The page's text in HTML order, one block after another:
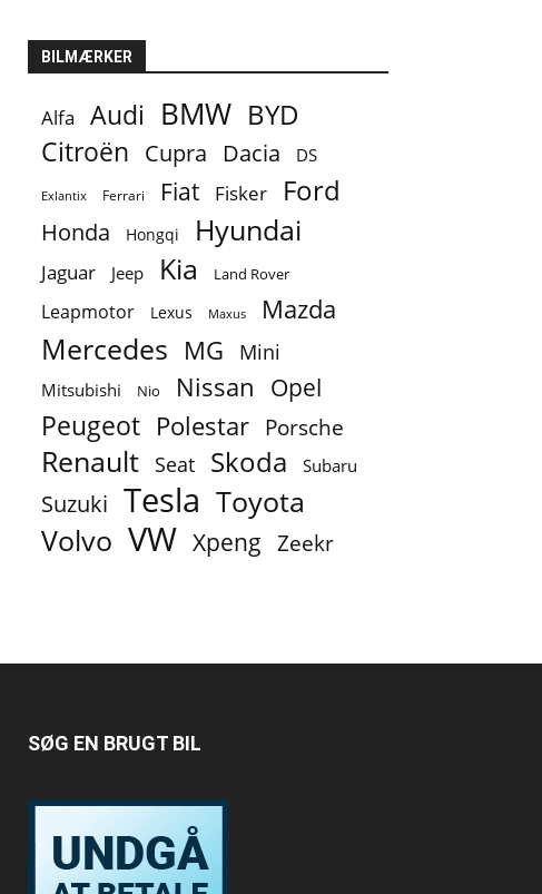
BILMÆRKER
Alfa Audi BMW BYD
Citroën Cupra Dacia DS
Exlantix Ferrari Fiat Fisker Ford
Honda Hongqi Hyundai
Jaguar Jeep Kia Land Rover
Leapmotor Lexus Maxus Mazda
Mercedes MG Mini
Mitsubishi Nio Nissan Opel
Peugeot Polestar Porsche
Renault Seat Skoda Subaru
Suzuki Tesla Toyota
Volvo VW Xpeng Zeekr
SØG EN BRUGT BIL